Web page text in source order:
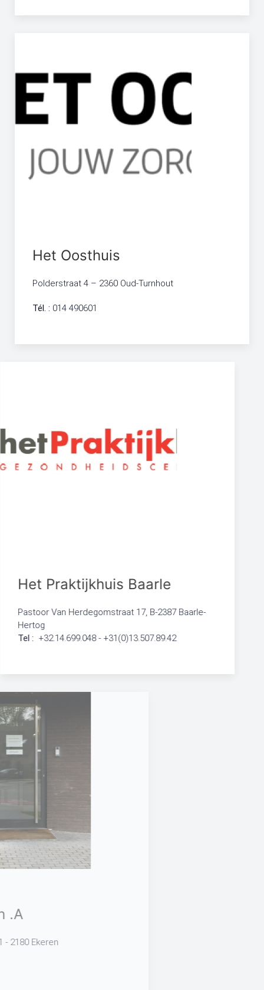
Het Oosthuis
Polderstraat 4 – 2360 Oud-Turnhout
Tél. : 014 490601
Het Praktijkhuis Baarle
Pastoor Van Herdegomstraat 17, B-2387 Baarle-
Hertog
Tel :+32.14.699.048 - +31(0)13.507.89.42
Moerenhoutlaan 1 - 2180 Ekeren